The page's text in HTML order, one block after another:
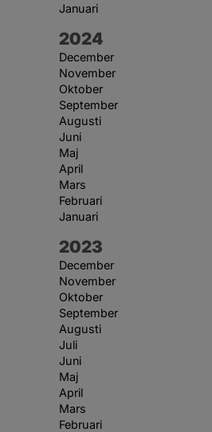
Januari
År:
2024
December
November
Oktober
September
Augusti
Juni
Maj
April
Mars
Februari
Januari
År:
2023
December
November
Oktober
September
Augusti
Juli
Juni
Maj
April
Mars
Februari